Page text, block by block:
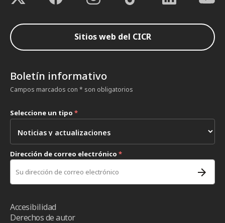
Sitios web del CICR
Boletín informativo
Campos marcados con * son obligatorios
Seleccione un tipo *
Dirección de correo electrónico *
Accesibilidad
Derechos de autor